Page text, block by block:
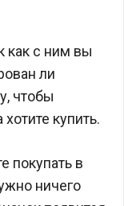
как с ним вы
ли
чтобы
купить.
покупать в
ничего